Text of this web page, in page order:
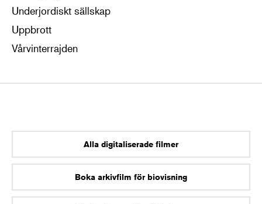
Underjordiskt sällskap
Uppbrott
Vårvinterrajden
Alla digitaliserade filmer
Boka arkivfilm för biovisning